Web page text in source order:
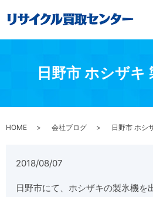
日野市 ホシザキ
HOME 会社ブログ 日野市 ホシ
2018/08/07
日野市にて、ホシザキの製氷機を